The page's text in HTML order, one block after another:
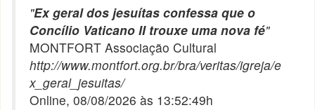
"Ex geral dos jesuítas confessa que o
Concílio Vaticano II trouxe uma nova fé"
MONTFORT Associação Cultural
http://www.montfort.org.br/bra/veritas/igreja/e
x_geral_jesuitas/
Online, 08/08/2026 às 13:52:49h